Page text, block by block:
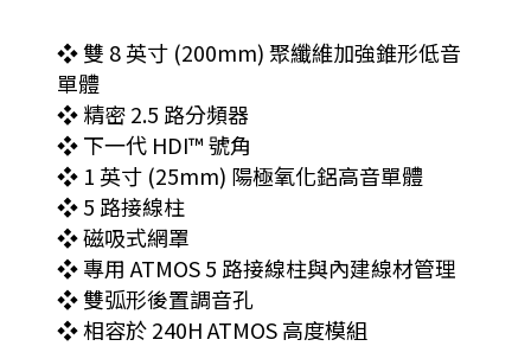
❖ 雙 8 英寸 (200mm) 聚纖維加強錐形低音
單體
❖ 精密 2.5 路分頻器
❖ 下一代 HDI™ 號角
❖ 1 英寸 (25mm) 陽極氧化鋁高音單體
❖ 5 路接線柱
❖ 磁吸式網罩
❖ 專用 ATMOS 5 路接線柱與內建線材管理
❖ 雙弧形後置調音孔
❖ 相容於 240H ATMOS 高度模組